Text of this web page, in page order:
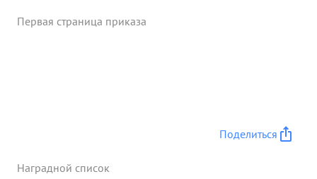
Первая страница приказа
Поделиться
Наградной список